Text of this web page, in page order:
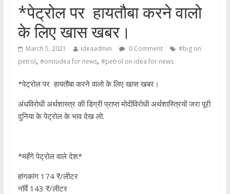
*पेट्रोल पर हायतौबा करने वालो
के लिए खास खबर।
March 5, 2021 ideaadmin 0 Comment
#big on
petrol, #onnudea for news, #petrol on idea for news
*पेट्रोल पर हायतौबा करने वालो के लिए खास खबर।
अंधविरोधी अर्थशास्त्र की डिग्री प्राप्त मोदीविरोधी अर्थशास्त्रियों जरा पूरी
दुनिया के पेट्रोल के भाव देख लो.
*महँगे पेट्रोल वाले देश*
हांगकांग 174 ₹/लीटर
नॉर्वे 143 ₹/लीटर